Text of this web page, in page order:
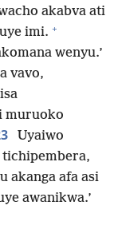
akabva ati
imi. +
wenyu.’
vavo,
muruoko
Uyaiwo
akanga afa asi
awanikwa.’